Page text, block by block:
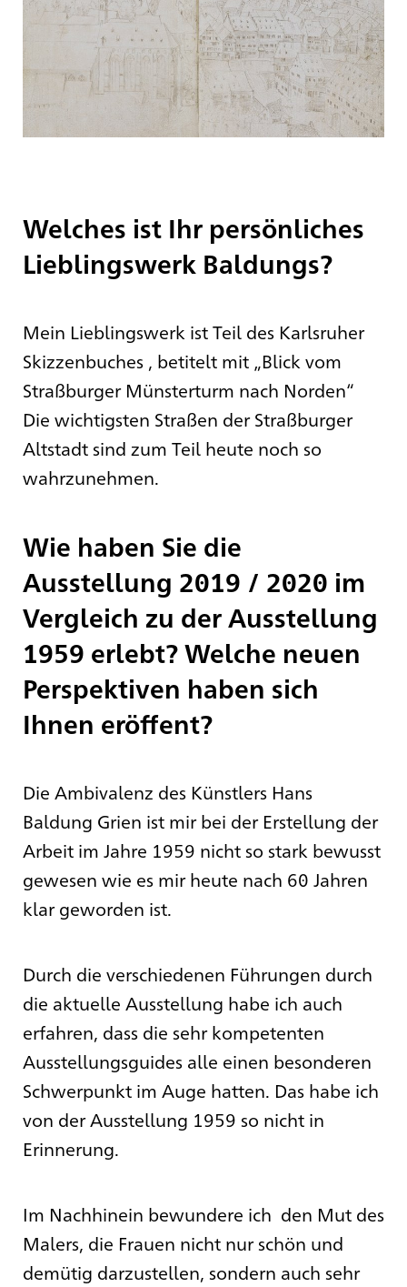
Welches ist Ihr persönliches
Lieblingswerk Baldungs?
Mein Lieblingswerk ist Teil des Karlsruher
Skizzenbuches , betitelt mit „Blick vom
Straßburger Münsterturm nach Norden“
Die wichtigsten Straßen der Straßburger
Altstadt sind zum Teil heute noch so
wahrzunehmen.
Wie haben Sie die
Ausstellung 2019 / 2020 im
Vergleich zu der Ausstellung
1959 erlebt? Welche neuen
Perspektiven haben sich
Ihnen eröffent?
Die Ambivalenz des Künstlers Hans
Baldung Grien ist mir bei der Erstellung der
Arbeit im Jahre 1959 nicht so stark bewusst
gewesen wie es mir heute nach 60 Jahren
klar geworden ist.
Durch die verschiedenen Führungen durch
die aktuelle Ausstellung habe ich auch
erfahren, dass die sehr kompetenten
Ausstellungsguides alle einen besonderen
Schwerpunkt im Auge hatten. Das habe ich
von der Ausstellung 1959 so nicht in
Erinnerung.
Im Nachhinein bewundere ich den Mut des
Malers, die Frauen nicht nur schön und
demütig darzustellen, sondern auch sehr